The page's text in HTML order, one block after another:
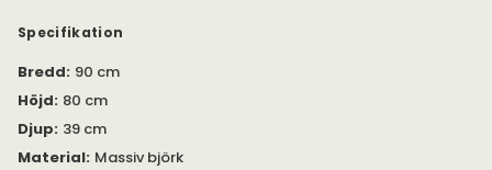
Skåpet är en del av serien med samma namn, som består av
förvaringsmöbler i massivt trä. Skåpet finns även i hög modell.
Specifikation
Bredd: 90 cm
Höjd: 80 cm
Djup: 39 cm
Material: Massiv björk